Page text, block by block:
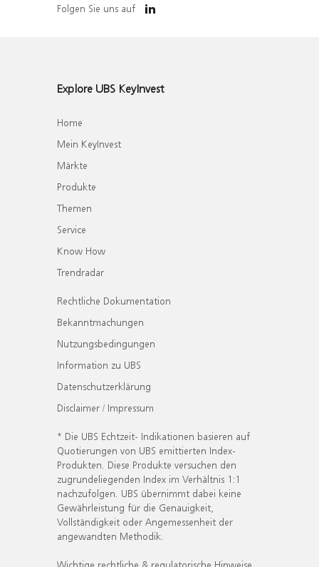
Folgen Sie uns auf
Explore UBS KeyInvest
Home
Mein KeyInvest
Märkte
Produkte
Themen
Service
Know How
Trendradar
Rechtliche Dokumentation
Bekanntmachungen
Nutzungsbedingungen
Information zu UBS
Datenschutzerklärung
Disclaimer / Impressum
* Die UBS Echtzeit- Indikationen basieren auf
Quotierungen von UBS emittierten Index-
Produkten. Diese Produkte versuchen den
zugrundeliegenden Index im Verhältnis 1:1
nachzufolgen. UBS übernimmt dabei keine
Gewährleistung für die Genauigkeit,
Vollständigkeit oder Angemessenheit der
angewandten Methodik.